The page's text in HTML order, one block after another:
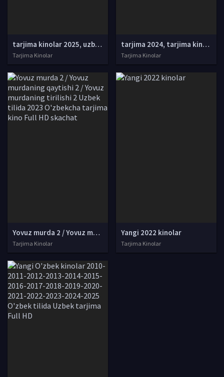
tarjima kinolar 2025, uzbek tarjima kinolar 2025, tarjima kinolar uzbek tilida 2025, tarjima kinolar o zbek 2025, tarjima kinolar o zbek tilida 2025, yangi tarjima kinolar 2025, uzmovi tarjima kinolar 2025, uzmovi com tarjima kinolar 2025, uzbekcha t
Tarjima Kinolar
tarjima 2024, tarjima kinolar 2024, uzbek tarjima 2024, tarjima kinolar tilida tilida 2024, uzbek tilida tarjima 2024, kino tarjima 2024, uzbek tarjima kinolar 2024, tarjima kinolar 2024 uzbek tilida, tarjima kinolar 2024 o zbek, tarjima kinolar 2024
Tarjima Kinolar
Yovuz murda 2 / Yovuz murdaning qaytishi 2 / Yovuz murdaning tirilishi 2 Uzbek tilida 2023 O'zbekcha tarjima kino Full HD skachat
Tarjima Kinolar
Yangi 2022 kinolar
Tarjima Kinolar